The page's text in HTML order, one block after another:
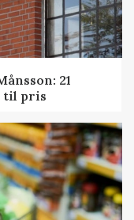
21
til pris